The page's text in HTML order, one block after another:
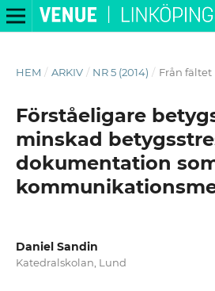
HEM / ARKIV / NR 5 (2014) / Från fältet
Förståeligare
minskad
dokumentation
Daniel Sandin
Katedralskolan, Lund